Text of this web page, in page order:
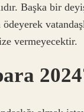
Başka bir
vermeyecektir.